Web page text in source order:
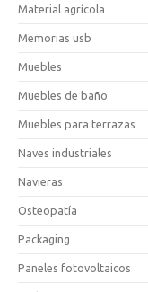
Material agrícola
Memorias usb
Muebles
Muebles de baño
Muebles para terrazas
Naves industriales
Navieras
Osteopatía
Packaging
Paneles fotovoltaicos